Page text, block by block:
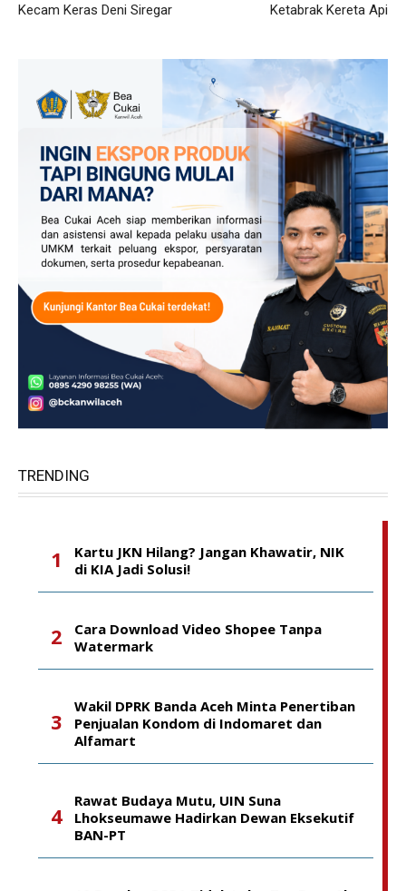
Kecam Keras Deni Siregar
Ketabrak Kereta Api
TRENDING
Kartu JKN Hilang? Jangan Khawatir, NIK
di KIA Jadi Solusi!
Cara Download Video Shopee Tanpa
Watermark
Wakil DPRK Banda Aceh Minta Penertiban
Penjualan Kondom di Indomaret dan
Alfamart
Rawat Budaya Mutu, UIN Suna
Lhokseumawe Hadirkan Dewan Eksekutif
BAN-PT